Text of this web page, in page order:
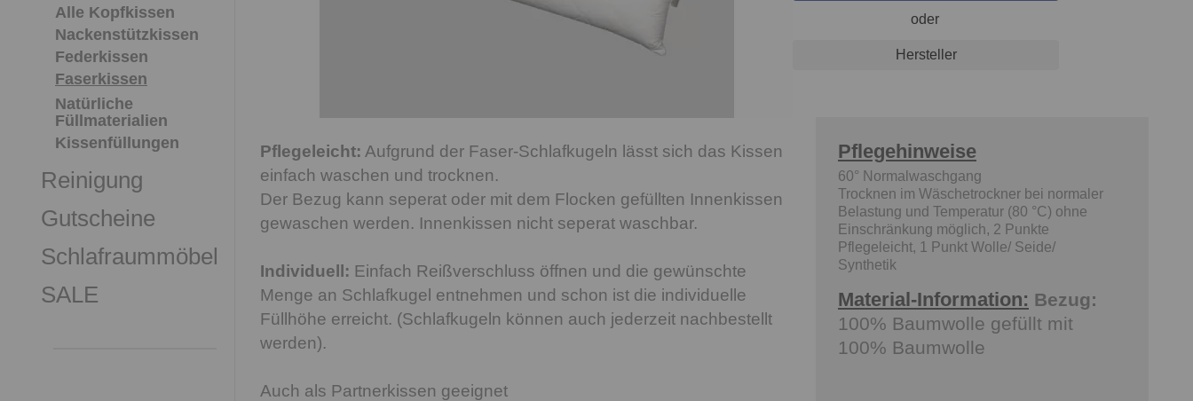
Alle Kopfkissen
Nackenstützkissen
Federkissen
Faserkissen
Natürliche
Füllmaterialien
Kissenfüllungen
Reinigung
Gutscheine
Schlafraummöbel
SALE
oder
Hersteller
Pflegeleicht: Aufgrund der Faser-Schlafkugeln lässt sich das Kissen
einfach waschen und trocknen.
Der Bezug kann seperat oder mit dem Flocken gefüllten Innenkissen
gewaschen werden. Innenkissen nicht seperat waschbar.
Individuell: Einfach Reißverschluss öffnen und die gewünschte
Menge an Schlafkugel entnehmen und schon ist die individuelle
Füllhöhe erreicht. (Schlafkugeln können auch jederzeit nachbestellt
werden).
Auch als Partnerkissen geeignet
Pflegehinweise
60° Normalwaschgang
Trocknen im Wäschetrockner bei normaler
Belastung und Temperatur (80 °C) ohne
Einschränkung möglich, 2 Punkte
Pflegeleicht, 1 Punkt Wolle/ Seide/
Synthetik
Material-Information: Bezug:
100% Baumwolle gefüllt mit
100% Baumwolle